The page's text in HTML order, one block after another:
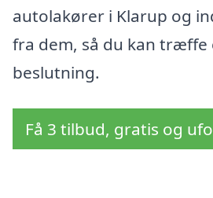
autolakører i Klarup og
fra dem, så du kan
beslutning.
Få 3 tilbud, gratis og